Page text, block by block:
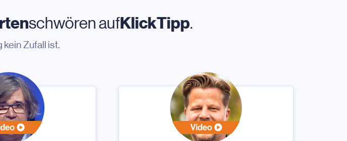
schwören aufKlickTipp.
kein Zufall ist.